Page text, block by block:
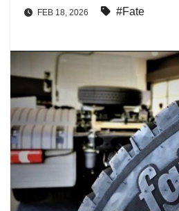
FEB 18, 2026 #Fate